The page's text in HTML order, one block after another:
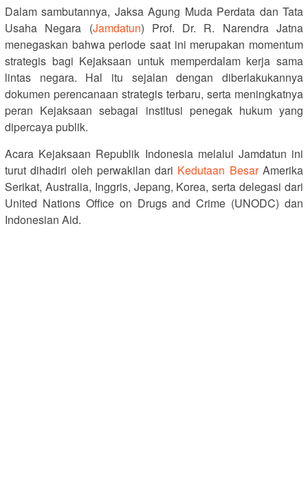
Dalam sambutannya, Jaksa Agung Muda Perdata dan Tata
Usaha Negara (Jamdatun) Prof. Dr. R. Narendra Jatna
menegaskan bahwa periode saat ini merupakan momentum
strategis bagi Kejaksaan untuk memperdalam kerja sama
lintas negara. Hal itu sejalan dengan diberlakukannya
dokumen perencanaan strategis terbaru, serta meningkatnya
peran Kejaksaan sebagai institusi penegak hukum yang
dipercaya publik.
Acara Kejaksaan Republik Indonesia melalui Jamdatun ini
turut dihadiri oleh perwakilan dari Kedutaan BesarAmerika
Serikat, Australia, Inggris, Jepang, Korea, serta delegasi dari
United Nations Office on Drugs and Crime (UNODC) dan
Indonesian Aid.